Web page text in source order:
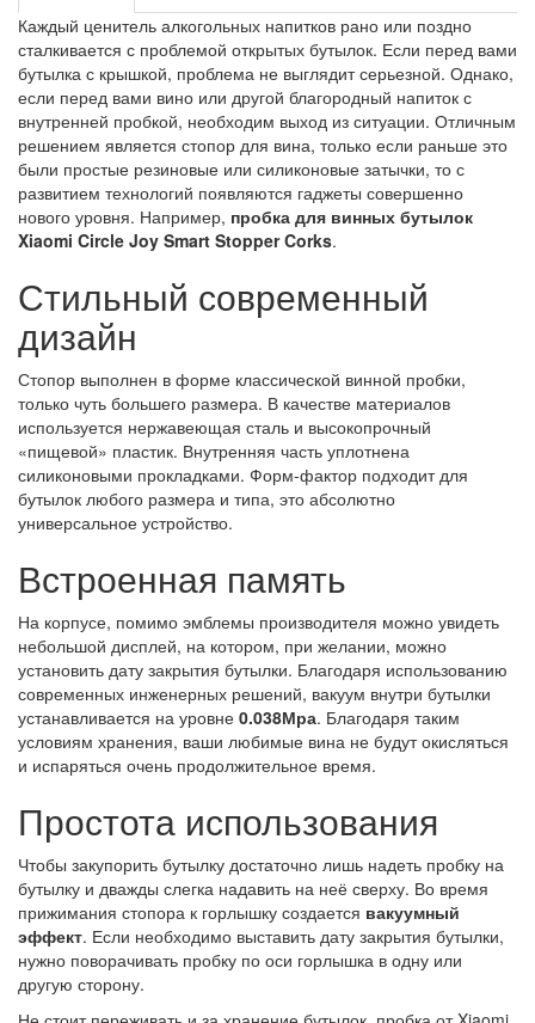
Каждый ценитель алкогольных напитков рано или поздно
сталкивается с проблемой открытых бутылок. Если перед вами
бутылка с крышкой, проблема не выглядит серьезной. Однако,
если перед вами вино или другой благородный напиток с
внутренней пробкой, необходим выход из ситуации. Отличным
решением является стопор для вина, только если раньше это
были простые резиновые или силиконовые затычки, то с
развитием технологий появляются гаджеты совершенно
нового уровня. Например, пробка для винных бутылок
Xiaomi Circle Joy Smart Stopper Corks.
Стильный современный
дизайн
Стопор выполнен в форме классической винной пробки,
только чуть большего размера. В качестве материалов
используется нержавеющая сталь и высокопрочный
«пищевой» пластик. Внутренняя часть уплотнена
силиконовыми прокладками. Форм-фактор подходит для
бутылок любого размера и типа, это абсолютно
универсальное устройство.
Встроенная память
На корпусе, помимо эмблемы производителя можно увидеть
небольшой дисплей, на котором, при желании, можно
установить дату закрытия бутылки. Благодаря использованию
современных инженерных решений, вакуум внутри бутылки
устанавливается на уровне 0.038Мра. Благодаря таким
условиям хранения, ваши любимые вина не будут окисляться
и испаряться очень продолжительное время.
Простота использования
Чтобы закупорить бутылку достаточно лишь надеть пробку на
бутылку и дважды слегка надавить на неё сверху. Во время
прижимания стопора к горлышку создается вакуумный
эффект. Если необходимо выставить дату закрытия бутылки,
нужно поворачивать пробку по оси горлышка в одну или
другую сторону.